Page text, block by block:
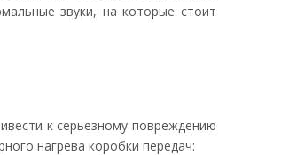
звуки, на которые стоит
к серьезному повреждению
нагрева коробки передач: